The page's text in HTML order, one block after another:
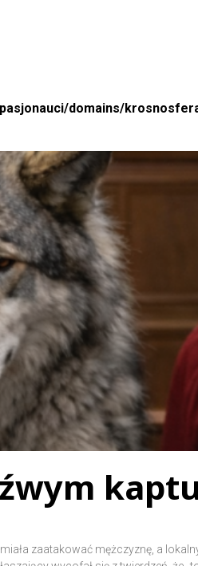
domains/
zaatakować mężczyznę, a